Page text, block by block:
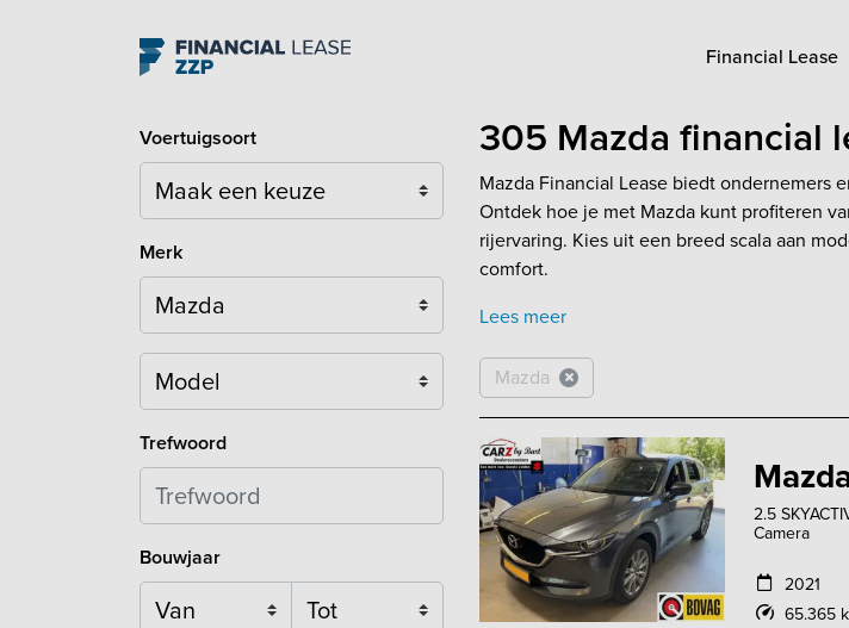
Navigation Financial Lease
Voertuigsoort
Merk
Model
Trefwoord
Bouwjaar
305 Mazda financial
Mazda Financial Lease biedt ondernemers
Ontdek hoe je met Mazda kunt profiteren
rijervaring. Kies uit een breed scala aan
comfort.
Lees meer
Mazda
2.5
Camera
2021
65.365